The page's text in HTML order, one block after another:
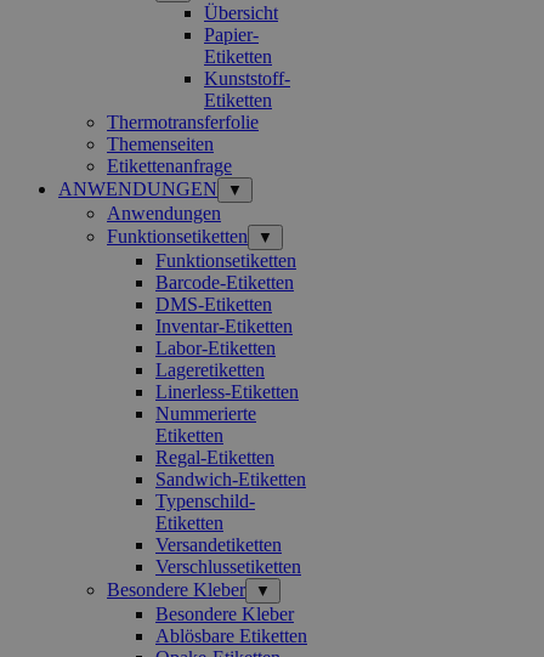
Übersicht
Papier-
Etiketten
Kunststoff-
Etiketten
Thermotransferfolie
Themenseiten
Etikettenanfrage
ANWENDUNGEN
▼
Anwendungen
Funktionsetiketten
▼
Funktionsetiketten
Barcode-Etiketten
DMS-Etiketten
Inventar-Etiketten
Labor-Etiketten
Lageretiketten
Linerless-Etiketten
Nummerierte
Etiketten
Regal-Etiketten
Sandwich-Etiketten
Typenschild-
Etiketten
Versandetiketten
Verschlussetiketten
Besondere Kleber
▼
Besondere Kleber
Ablösbare Etiketten